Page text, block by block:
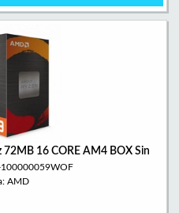
16 CORE AM4 BOX Sin
100000059WOF
AMD